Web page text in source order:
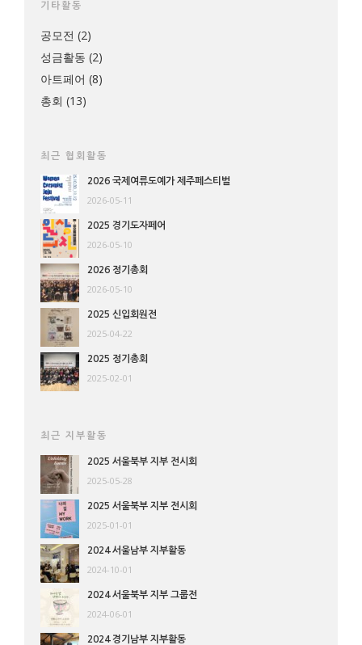
기타활동
공모전 (2)
성금활동 (2)
아트페어 (8)
총회 (13)
최근 협회활동
2026 국제여류도예가 제주페스티벌
2026-05-11
2025 경기도자페어
2026-05-10
2026 정기총회
2026-05-10
2025 신입회원전
2025-04-22
2025 정기총회
2025-02-01
최근 지부활동
2025 서울북부 지부 전시회
2025-05-28
2025 서울북부 지부 전시회
2025-01-01
2024 서울남부 지부활동
2024-10-01
2024 서울북부 지부 그룹전
2024-06-01
2024 경기남부 지부활동